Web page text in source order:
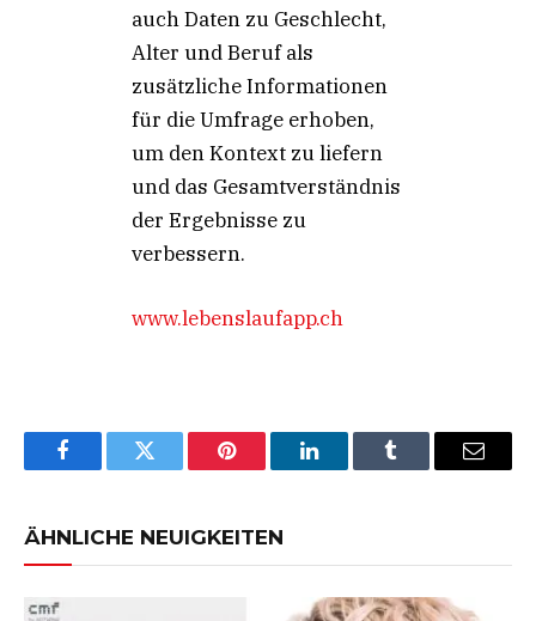
auch Daten zu Geschlecht,
Alter und Beruf als
zusätzliche Informationen
für die Umfrage erhoben,
um den Kontext zu liefern
und das Gesamtverständnis
der Ergebnisse zu
verbessern.
www.lebenslaufapp.ch
FacebookTwitter Pinterest LinkedInTumblr Email
ÄHNLICHE NEUIGKEITEN